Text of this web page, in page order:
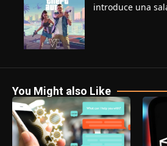
introduce una
You Might also Like